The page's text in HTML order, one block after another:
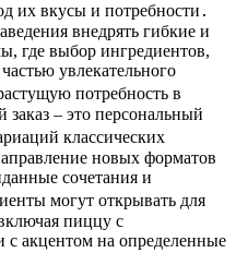
их вкусы и потребности․
внедрять гибкие и
где выбор ингредиентов,
увлекательного
потребность в
– это персональный
классических
новых форматов
сочетания и
могут открывать для
пиццу с
акцентом на определенные